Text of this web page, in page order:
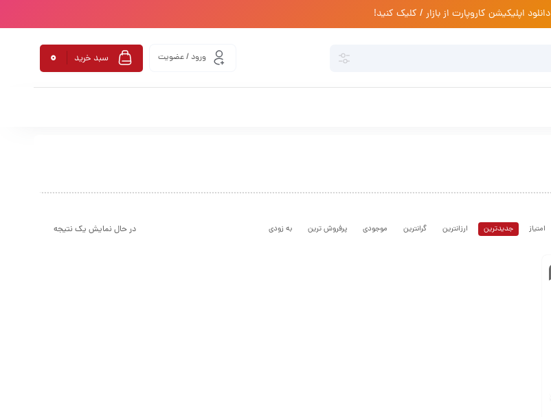
دانلود اپلیکیشن کاروپارت از بازار / کلیک کنید!
ورود / عضویت سبد خرید 0
در حال نمایش یک نتیجه امتیاز جدیدترین ارزانترین گرانترین موجودی پرفروش ترین به زودی